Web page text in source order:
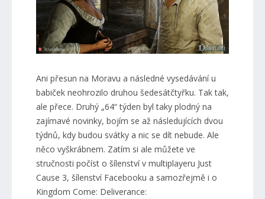
Ani přesun na Moravu a následné vysedávání u
babiček neohrozilo druhou šedesátčtyřku. Tak tak,
ale přece. Druhý „64“ týden byl taky plodný na
zajímavé novinky, bojím se až následujících dvou
týdnů, kdy budou svátky a nic se dít nebude. Ale
něco vyškrábnem. Zatím si ale můžete ve
stručnosti počíst o šílenství v multiplayeru Just
Cause 3, šílenství Facebooku a samozřejmě i o
Kingdom Come: Deliverance: